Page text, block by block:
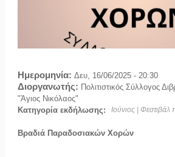
Ημερομηνία: Δευ, 16/06/2025 - 20:30
Διοργανωτής: Πολιτιστικός Σύλλογος
"Άγιος Νικόλαος"
Κατηγορία εκδήλωσης:
Ιούνιος |
Βραδιά Παραδοσιακών Χορών